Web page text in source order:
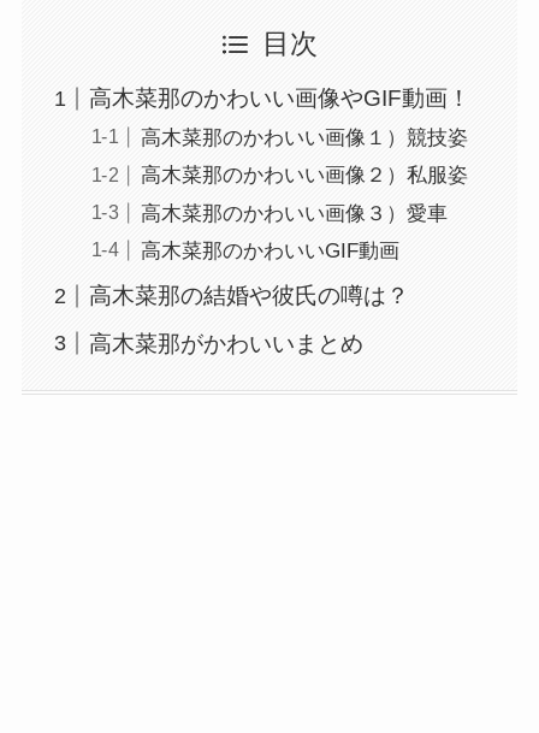
目次
高木菜那のかわいい画像やGIF動画！
高木菜那のかわいい画像１）競技姿
高木菜那のかわいい画像２）私服姿
高木菜那のかわいい画像３）愛車
高木菜那のかわいいGIF動画
高木菜那の結婚や彼氏の噂は？
高木菜那がかわいいまとめ